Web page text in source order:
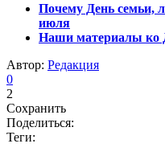
Почему День семьи,
июля
Наши материалы ко
Автор: Редакция
0
2
Сохранить
Поделиться:
Теги: